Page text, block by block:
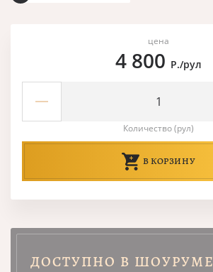
цена
4 800 Р./рул
Количество (рул)
В КОРЗИНУ
ДОСТУПНО В ШОУРУМЕ